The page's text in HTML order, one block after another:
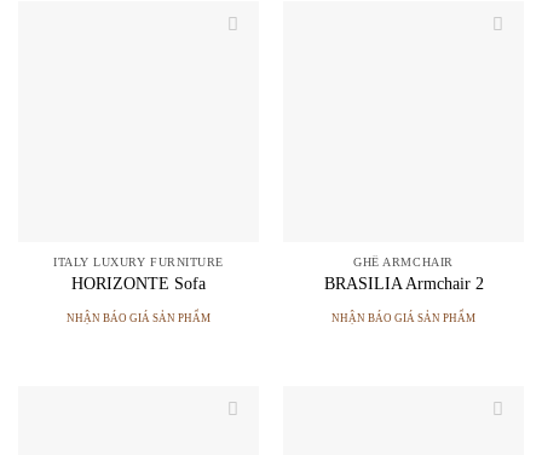
ITALY LUXURY FURNITURE
HORIZONTE Sofa
NHẬN BÁO GIÁ SẢN PHẨM
GHẾ ARMCHAIR
BRASILIA Armchair 2
NHẬN BÁO GIÁ SẢN PHẨM